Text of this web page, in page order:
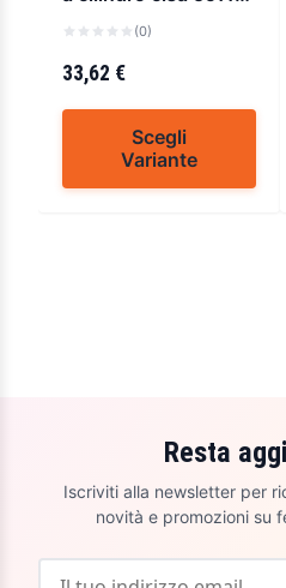
(0)
33,62 €
Scegli
Variante
Resta
Iscriviti alla newsletter per
novità e promozioni su